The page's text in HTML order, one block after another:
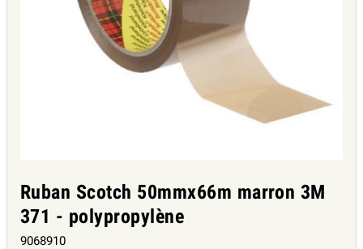
Ruban Scotch 50mmx66m marron 3M
371 - polypropylène
9068910